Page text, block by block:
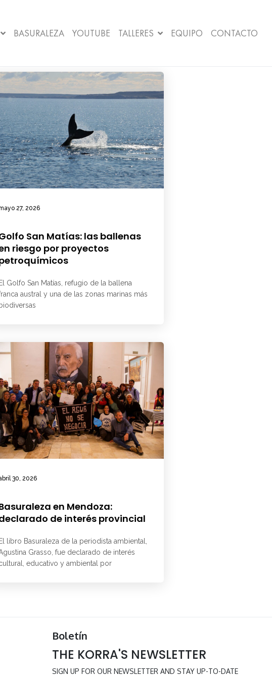
BASURALEZA YOUTUBE TALLERES EQUIPO CONTACTO
27, 2026
San Matías: las ballenas
riesgo por proyectos
El Golfo San Matías, refugio de la ballena
austral y una de las zonas marinas más
biodiversas
30, 2026
en Mendoza:
de interés provincial
El libro Basuraleza de la periodista ambiental,
Grasso, fue declarado de interés
educativo y ambiental por
Boletín
THE KORRA'S NEWSLETTER
SIGN UP FOR OUR NEWSLETTER AND STAY UP-TO-DATE